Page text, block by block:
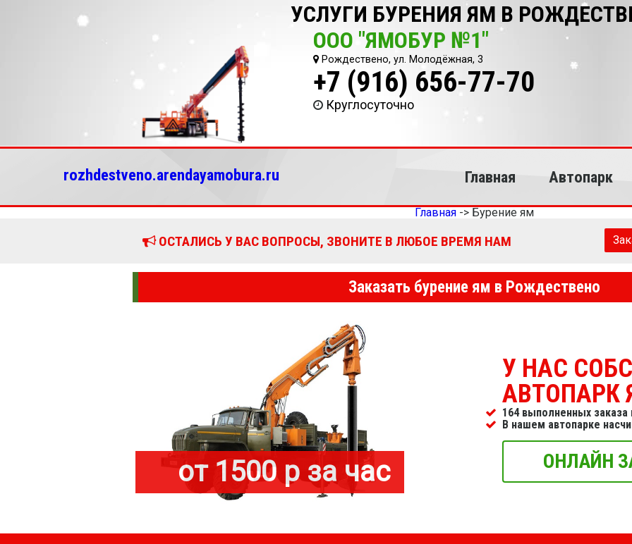
УСЛУГИ БУРЕНИЯ ЯМ В
ООО "ЯМОБУР №1"
Рождествено, ул. Молодёжная, 3
+7 (916) 656-77-70
Круглосуточно
rozhdestveno.arendayamobura.ru Главная Автопарк
Главная-> Бурение ям
ОСТАЛИСЬ У ВАС ВОПРОСЫ, ЗВОНИТЕ В ЛЮБОЕ ВРЕМЯ НАМ
Заказать бурение ям в Рождествено
от 1500 р за час
У НАС
АВТОПАРК
164 выполненных заказа
В нашем автопарке
ОНЛАЙН